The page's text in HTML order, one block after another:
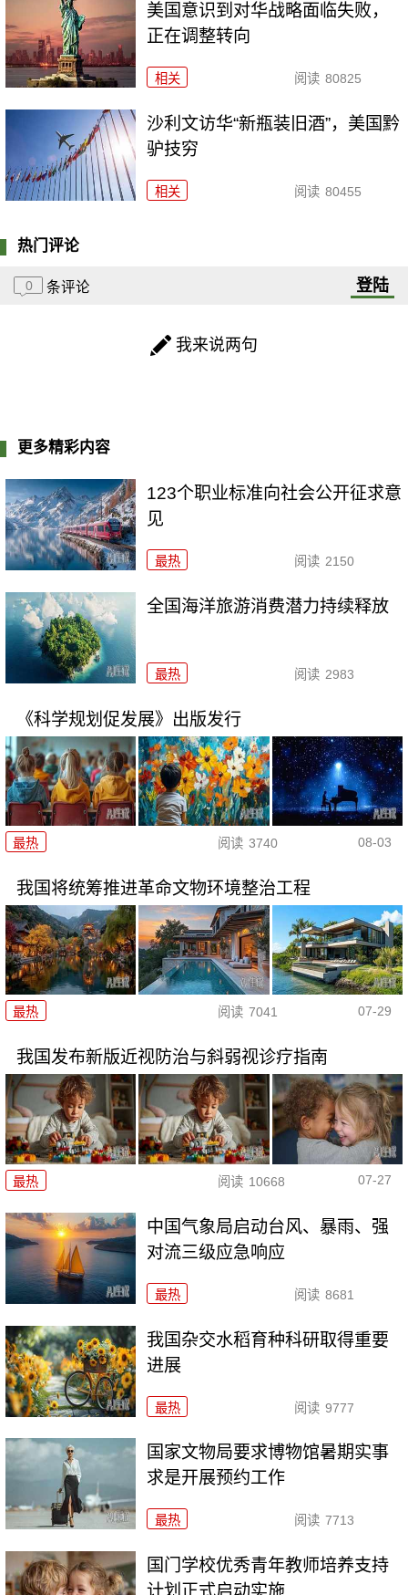
美国意识到对华战略面临失败，
正在调整转向
相关 阅读 80825
沙利文访华“新瓶装旧酒”，美国黔
驴技穷
相关 阅读 80455
热门评论
0 条评论 登陆
我来说两句
更多精彩内容
123个职业标准向社会公开征求意
见
最热 阅读 2150
全国海洋旅游消费潜力持续释放
最热 阅读 2983
《科学规划促发展》出版发行
最热 阅读 3740 08-03
我国将统筹推进革命文物环境整治工程
最热 阅读 7041 07-29
我国发布新版近视防治与斜弱视诊疗指南
最热 阅读 10668 07-27
中国气象局启动台风、暴雨、强
对流三级应急响应
最热 阅读 8681
我国杂交水稻育种科研取得重要
进展
最热 阅读 9777
国家文物局要求博物馆暑期实事
求是开展预约工作
最热 阅读 7713
国门学校优秀青年教师培养支持
计划正式启动实施